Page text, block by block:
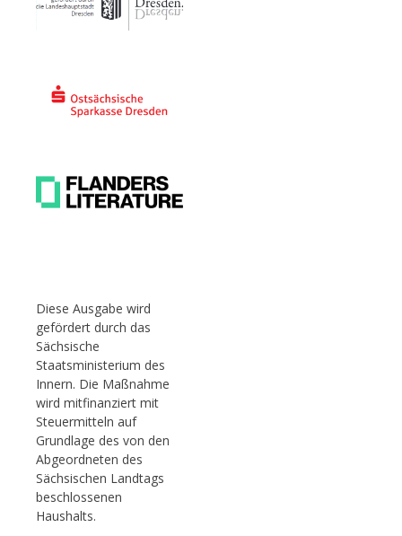
Diese Ausgabe wird
gefördert durch das
Sächsische
Staatsministerium des
Innern. Die Maßnahme
wird mitfinanziert mit
Steuermitteln auf
Grundlage des von den
Abgeordneten des
Sächsischen Landtags
beschlossenen
Haushalts.